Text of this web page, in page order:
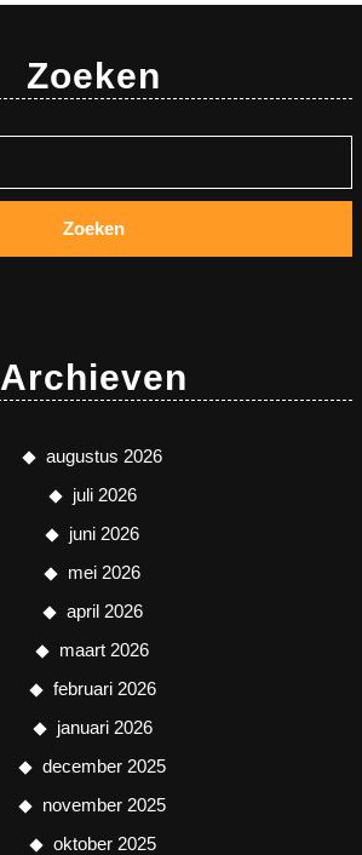
Zoeken
Archieven
augustus 2026
juli 2026
juni 2026
mei 2026
april 2026
maart 2026
februari 2026
januari 2026
december 2025
november 2025
oktober 2025